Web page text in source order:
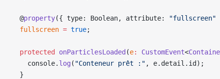
  @
property({ type: Boolean, attribute: "fullscreen"
  fullscreen
= true;
  protected
onParticlesLoaded (e: CustomEvent<
    console.
log ( "Conteneur prêt :" , e.detail.id);
  }